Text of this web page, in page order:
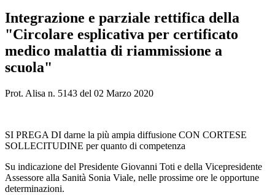
Integrazione e parziale rettifica della
"Circolare esplicativa per certificato
medico malattia di riammissione a
scuola"
Prot. Alisa n. 5143 del 02 Marzo 2020
SI PREGA DI darne la più ampia diffusione CON CORTESE
SOLLECITUDINE per quanto di competenza
Su indicazione del Presidente Giovanni Toti e della Vicepresidente
Assessore alla Sanità Sonia Viale, nelle prossime ore le opportune
determinazioni.